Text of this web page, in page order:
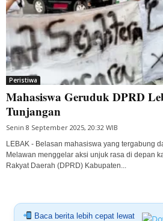
Peristiwa
Mahasiswa Geruduk DPRD
Tunjangan
Senin 8 September 2025, 20:32 WIB
LEBAK - Belasan mahasiswa yang tergabung
Melawan menggelar aksi unjuk rasa di depan
Rakyat Daerah (DPRD) Kabupaten...
Baca berita lebih cepat lewat